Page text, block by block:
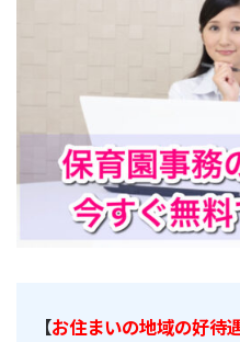
【お住まいの地域の好待